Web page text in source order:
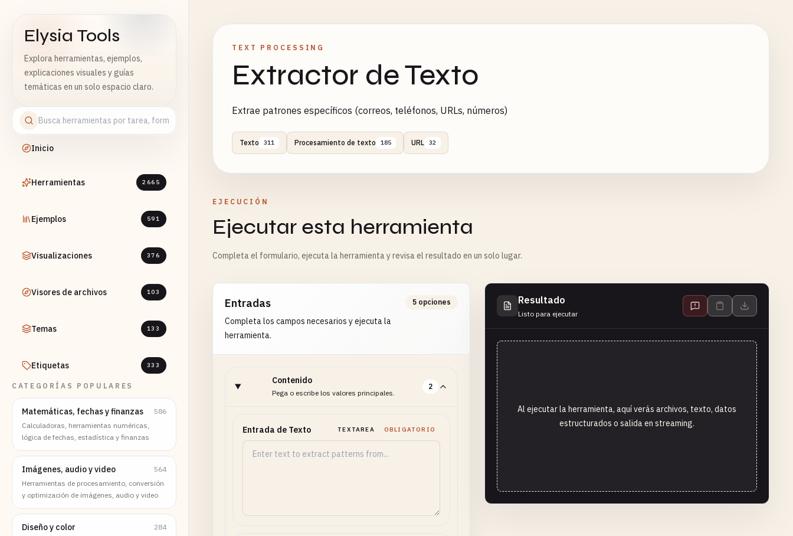
Elysia Tools
Explora herramientas, ejemplos,
explicaciones visuales y guías
temáticas en un solo espacio claro.
Inicio
Herramientas 2665
Ejemplos 591
Visualizaciones 376
Visores de archivos 103
Temas 133
Etiquetas 333
CATEGORÍAS POPULARES
Matemáticas, fechas y finanzas
586
Calculadoras, herramientas numéricas,
lógica de fechas, estadística y finanzas
Imágenes, audio y video
564
Herramientas de procesamiento, conversión
y optimización de imágenes, audio y video
Diseño y color
284
TEXT PROCESSING
Extractor de Texto
Extrae patrones específicos (correos, teléfonos, URLs, números)
Texto 311 Procesamiento de texto 185 URL 32
EJECUCIÓN
Ejecutar esta herramienta
Completa el formulario, ejecuta la herramienta y revisa el resultado en un solo lugar.
Entradas
Completa los campos necesarios y ejecuta la
herramienta.
5 opciones
Contenido
Pega o escribe los valores principales.
2
Entrada de Texto TEXTAREA OBLIGATORIO
Resultado
Listo para ejecutar
Al ejecutar la herramienta, aquí verás archivos, texto, datos
estructurados o salida en streaming.